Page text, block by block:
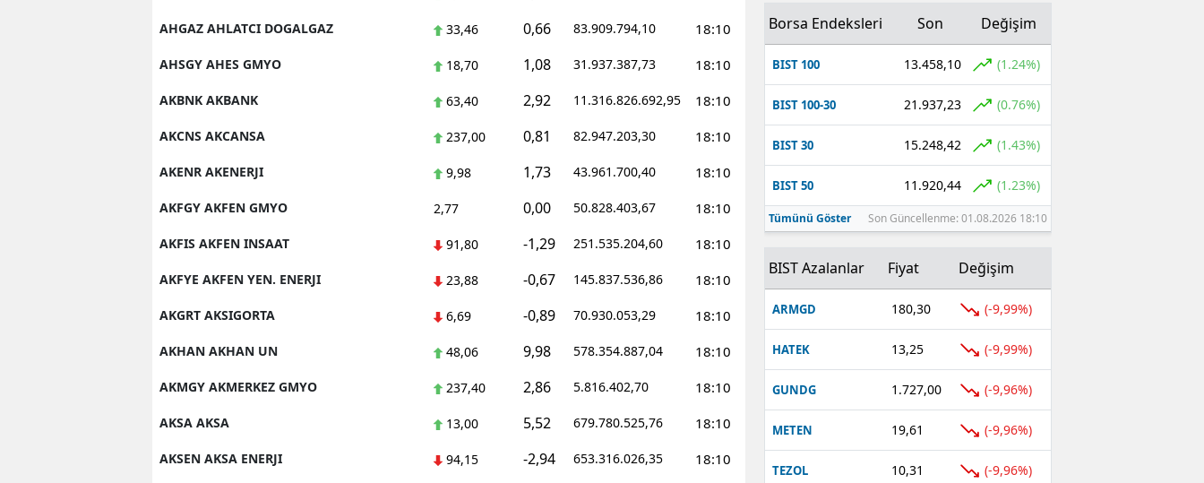
İstanbul
İzmir
Kars
Kastamonu
Kayseri
Kırklareli
Kırşehir
Kocaeli
Konya
Kütahya
Malatya
Manisa
Kahramanmaraş
AHGAZ AHLATCI DOGALGAZ 33,46 0,66 83.909.794,10 18:10
AHSGY AHES GMYO 18,70 1,08 31.937.387,73 18:10
AKBNK AKBANK 63,40 2,92 11.316.826.692,95 18:10
AKCNS AKCANSA 237,00 0,81 82.947.203,30 18:10
AKENR AKENERJI 9,98 1,73 43.961.700,40 18:10
AKFGY AKFEN GMYO 2,77 0,00 50.828.403,67 18:10
AKFIS AKFEN INSAAT 91,80 -1,29 251.535.204,60 18:10
AKFYE AKFEN YEN. ENERJI 23,88 -0,67 145.837.536,86 18:10
AKGRT AKSIGORTA 6,69 -0,89 70.930.053,29 18:10
AKHAN AKHAN UN 48,06 9,98 578.354.887,04 18:10
AKMGY AKMERKEZ GMYO 237,40 2,86 5.816.402,70 18:10
AKSA AKSA 13,00 5,52 679.780.525,76 18:10
AKSEN AKSA ENERJI 94,15 -2,94 653.316.026,35 18:10
Borsa Endeksleri Son Değişim
BIST 100 13.458,10 (1.24%)
BIST 100-30 21.937,23 (0.76%)
BIST 30 15.248,42 (1.43%)
BIST 50 11.920,44 (1.23%)
Tümünü Göster Son Güncellenme: 01.08.2026 18:10
BIST Azalanlar Fiyat Değişim
ARMGD 180,30 (-9,99%)
HATEK 13,25 (-9,99%)
GUNDG 1.727,00 (-9,96%)
METEN 19,61 (-9,96%)
TEZOL 10,31 (-9,96%)